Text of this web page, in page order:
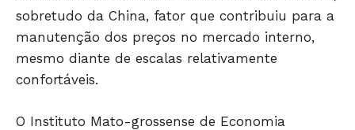
sobretudo da China, fator que contribuiu para a
manutenção dos preços no mercado interno,
mesmo diante de escalas relativamente
confortáveis.
O Instituto Mato-grossense de Economia